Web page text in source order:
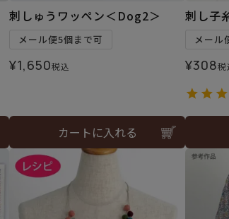
刺しゅうワッペン＜Dog2＞
メール便5個まで可
¥1,650税込
カートに入れる
刺し子
メール
¥308税